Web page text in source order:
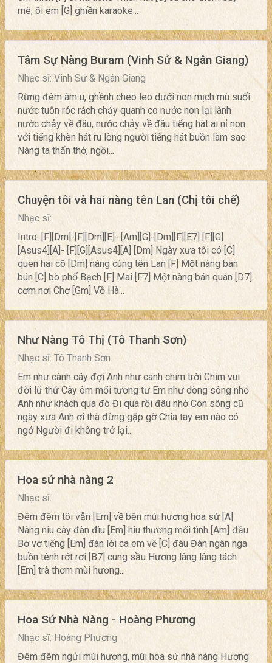
mê, ôi em [G] ghiền karaoke...
Tâm Sự Nàng Buram (Vinh Sử & Ngân Giang)
Nhạc sĩ: Vinh Sử & Ngân Giang
Rừng đêm âm u, ghềnh cheo leo dưới non mịch mù suối
nước tuôn róc rách chảy quanh co nước non lại lành
nước chảy về đâu, nước chảy về đâu tiếng hát ai nỉ non
với tiếng khèn hát ru lòng người tiếng hát buồn làm sao.
Nàng ta thẩn thờ, ngồi...
Chuyện tôi và hai nàng tên Lan (Chị tôi chế)
Nhạc sĩ:
Intro: [F][Dm]-[F][Dm][E]- [Am][G]-[Dm][F][E7] [F][G]
[Asus4][A]- [F][G][Asus4][A] [Dm] Ngày xưa tôi có [C]
quen hai cô [Dm] nàng cùng tên Lan [F] Một nàng bán
bún [C] bò phố Bạch [F] Mai [F7] Một nàng bán quán [D7]
cơm nơi Chợ [Gm] Vồ Hà...
Như Nàng Tô Thị (Tô Thanh Sơn)
Nhạc sĩ: Tô Thanh Sơn
Em như cành cây đợi Anh như cánh chim trời Chim vui
đời lữ thứ Cây ôm mối tương tư Em như dòng sông nhỏ
Anh như khách qua đò Đi qua rồi đâu nhớ Con sông cũ
ngày xưa Anh ơi thà đừng gặp gỡ Chia tay em nào có
ngớ Người đi không trở lại...
Hoa sứ nhà nàng 2
Nhạc sĩ:
Đêm đêm tôi vẫn [Em] về bên mùi hương hoa sứ [A]
Nâng niu cây đàn đìu [Em] hiu thương mối tình [Am] đầu
Bơ vơ tiếng [Em] đàn lời ca em về [C] đâu Đàn ngân nga
buồn tênh rớt rơi [B7] cung sầu Hương lâng lâng tách
[Em] trà thơm mùi hương...
Hoa Sứ Nhà Nàng - Hoàng Phương
Nhạc sĩ: Hoàng Phương
Đêm đêm ngửi mùi hương, mùi hoa sứ nhà nàng Hương